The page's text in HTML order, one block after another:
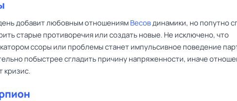
добавит любовным отношениямВесовдинамики, но попутно
старые противоречия или создать новые. Не исключено, что
ссоры или проблемы станет импульсивное поведение
побыстрее сгладить причину напряженности, иначе
кризис.